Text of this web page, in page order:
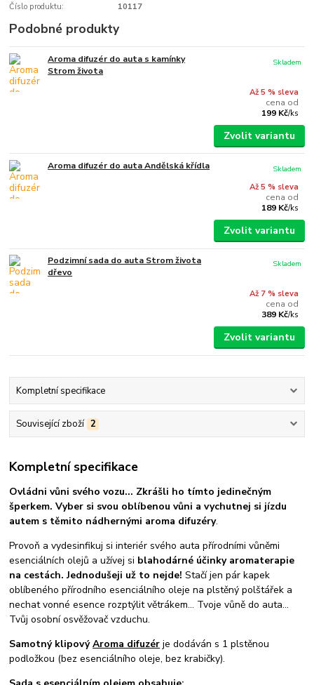
Číslo produktu: 10117
Podobné produkty
Aroma difuzér do auta s kamínky
Strom života
Až 5 % sleva
cena od
199 Kč/ks
Skladem
Zvolit variantu
Aroma difuzér do auta Andělská křídla
Až 5 % sleva
cena od
189 Kč/ks
Skladem
Zvolit variantu
Podzimní sada do auta Strom života
dřevo
Až 7 % sleva
cena od
389 Kč/ks
Skladem
Zvolit variantu
Kompletní specifikace
Související zboží 2
Kompletní specifikace
Ovládni vůni svého vozu... Zkrášli ho tímto jedinečným
šperkem.Vyber si svou oblíbenou vůni a vychutnej si jízdu
autem s těmito nádhernými aroma difuzéry.
Provoň a vydesinfikuj si interiér svého auta přírodními vůněmi
esenciálních olejů a užívej si blahodárné účinky aromaterapie
na cestách.Jednodušeji už to nejde!Stačí jen pár kapek
oblíbeného přírodního esenciálního oleje na plstěný polštářek a
nechat vonné esence rozptýlit větrákem... Tvoje vůně do auta...
Tvůj osobní osvěžovač vzduchu.
Samotný klipovýAroma difuzér je dodáván s 1 plstěnou
podložkou (bez esenciálního oleje, bez krabičky).